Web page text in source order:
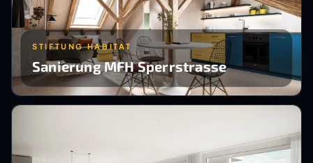
STIFTUNG HABITAT
Sanierung MFH Sperrstrasse